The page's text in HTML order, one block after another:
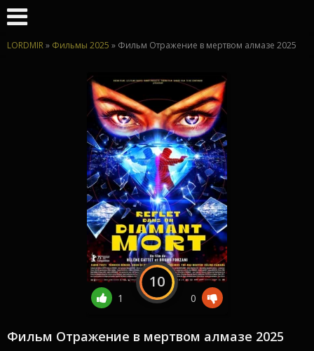
LORDMIR» Фильмы 2025 » Фильм Отражение в мертвом алмазе 2025
Фильм Отражение в мертвом алмазе 2025
1
10
0